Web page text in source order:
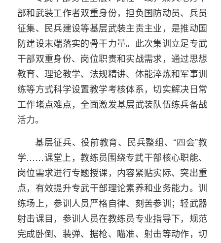
部和武装工作者双重身份，担负国防动员、兵员
征集、民兵建设等基层武装主责主业，是推动国
防建设末端落实的骨干力量。此次集训立足专武
干部双重身份、岗位职责和实战需求，通过思想
教育、理论教学、法规精讲、体能淬炼和军事训
练等方式科学设置教学考核体系，切实解决日常
工作堵点难点，全面激发基层武装队伍练兵备战
活力。
基层征兵、役前教育、民兵整组、“四会”教
学……课堂上，教练员围绕专武干部核心职能、
岗位需求进行专题授课，内容紧贴实际、突出重
点，有效提升专武干部理论素养和业务能力。训
练场上，参训人员严格自律、刻苦参训；轻武器
射击课目，参训人员在教练员专业指导下，规范
完成卧倒、装弹、据枪、瞄准、射击等动作，切